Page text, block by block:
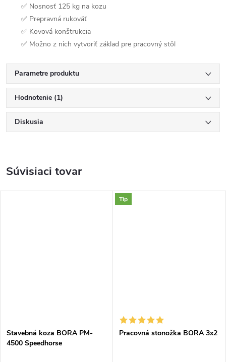
✅ Nosnosť 125 kg na kozu
✅ Prepravná rukoväť
✅ Kovová konštrukcia
✅ Možno z nich vytvoriť základ pre pracovný stôl
Parametre produktu
Hodnotenie (1)
Diskusia
Súvisiaci tovar
Stavebná koza BORA PM-
4500 Speedhorse
Tip
Pracovná stonožka BORA 3x2